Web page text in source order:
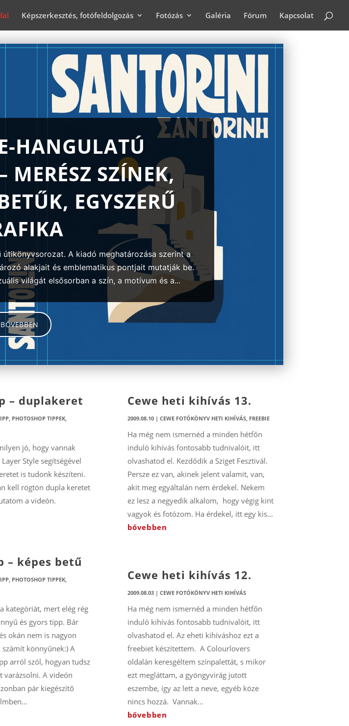
Képszerkesztés, fotófeldolgozás Fotózás Galéria Fórum Kapcsolat
HANGULATÚ
MERÉSZ SZÍNEK,
EGYSZERŰ
útikönyvsorozat. A kiadó meghatározása szerint a
alakjait és emblematikus pontjait mutatják be.
világát elsősorban a szín, a motívum és a...
BŐVEBBEN
– duplakeret
, PHOTOSHOP TIPPEK,
jó, hogy vannak
Style segítségével
is tudonk készíteni.
kell rögtön dupla keretet
a videón.
– képes betű
, PHOTOSHOP TIPPEK,
kategóriát, mert elég rég
és gyors tipp. Bár
okán nem is nagyon
könnyűnek:) A
arról szól, hogyan tudsz
varázsolni. A videón
pár kiegészítő
Cewe heti kihívás 13.
2009.08.10| CEWE FOTÓKÖNYV HETI KIHÍVÁS, FREEBIE
Ha még nem ismernéd a minden hétfőn
induló kihívás fontosabb tudnivalóit, itt
olvashatod el. Kezdődik a Sziget Fesztivál.
Persze ez van, akinek jelent valamit, van,
akit meg egyáltalán nem érdekel. Nekem
ez lesz a negyedik alkalom, hogy végig kint
vagyok és fotózom. Ha érdekel, itt egy kis...
bővebben
Cewe heti kihívás 12.
2009.08.03| CEWE FOTÓKÖNYV HETI KIHÍVÁS
Ha még nem ismernéd a minden hétfőn
induló kihívás fontosabb tudnivalóit, itt
olvashatod el. Az eheti kihíváshoz ezt a
freebiet készítettem. A Colourlovers
oldalán keresgéltem színpalettát, s mikor
ezt megláttam, a gyöngyvirág jutott
eszembe, így az lett a neve, egyéb köze
nincs hozzá. Vannak...
bővebben